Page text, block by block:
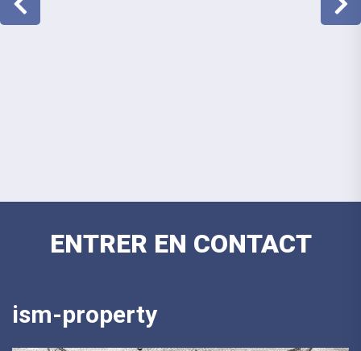
ENTRER EN CONTACT
ism-property